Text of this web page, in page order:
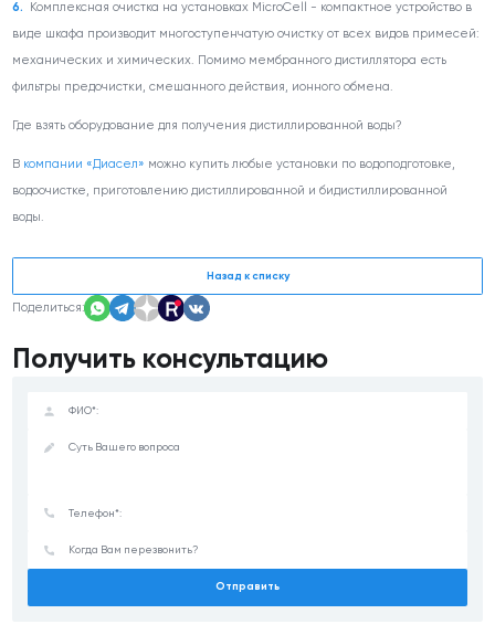
Комплексная очистка на установках MicroCell - компактное устройство в
виде шкафа производит многоступенчатую очистку от всех видов примесей:
механических и химических. Помимо мембранного дистиллятора есть
фильтры предочистки, смешанного действия, ионного обмена.
Где взять оборудование для получения дистиллированной воды?
В компании «Диасел» можно купить любые установки по водоподготовке,
водоочистке, приготовлению дистиллированной и бидистиллированной
воды.
Назад к списку
Поделиться:
Получить консультацию
Отправить